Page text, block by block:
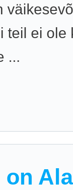
teil ei ole
...